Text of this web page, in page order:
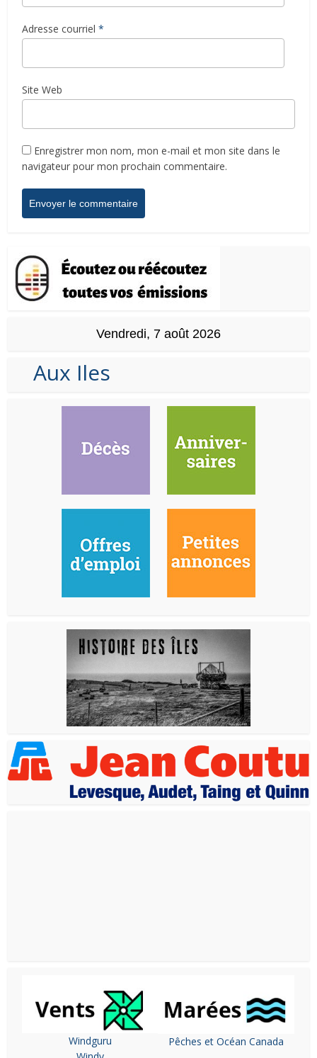
Adresse courriel *
Site Web
Enregistrer mon nom, mon e-mail et mon site dans le
navigateur pour mon prochain commentaire.
Vendredi, 7 août 2026
Aux Iles
Windguru
Pêches et Océan Canada